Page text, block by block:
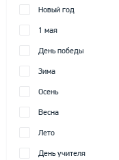
Новый год
1 мая
День победы
Зима
Осень
Весна
Лето
День учителя